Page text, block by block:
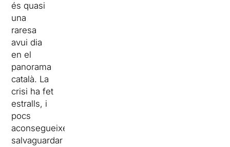
és quasi
una
raresa
avui dia
en el
panorama
català. La
crisi ha fet
estralls, i
pocs
aconsegueixen
salvaguardar